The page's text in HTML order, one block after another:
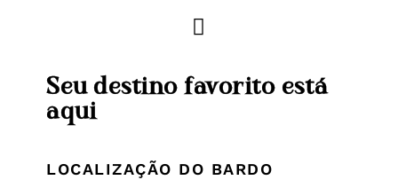
Seu destino favorito está
aqui
LOCALIZAÇÃO DO BARDO